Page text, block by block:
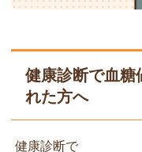
健康診断で血糖
れた方へ
健康診断で